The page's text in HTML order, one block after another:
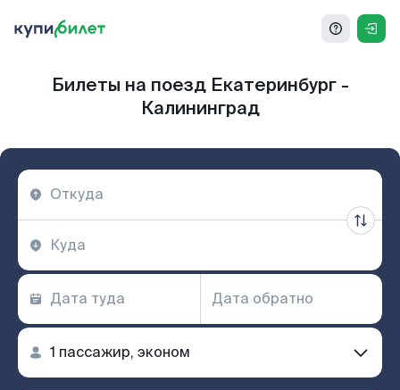
Билеты на поезд Екатеринбург -
Калининград